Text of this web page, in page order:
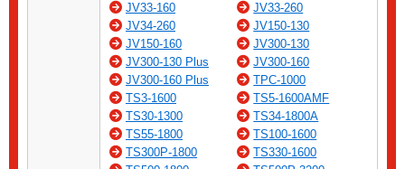
JV33-160
JV33-260
JV34-260
JV150-130
JV150-160
JV300-130
JV300-130 Plus
JV300-160
JV300-160 Plus
TPC-1000
TS3-1600
TS5-1600AMF
TS30-1300
TS34-1800A
TS55-1800
TS100-1600
TS300P-1800
TS330-1600